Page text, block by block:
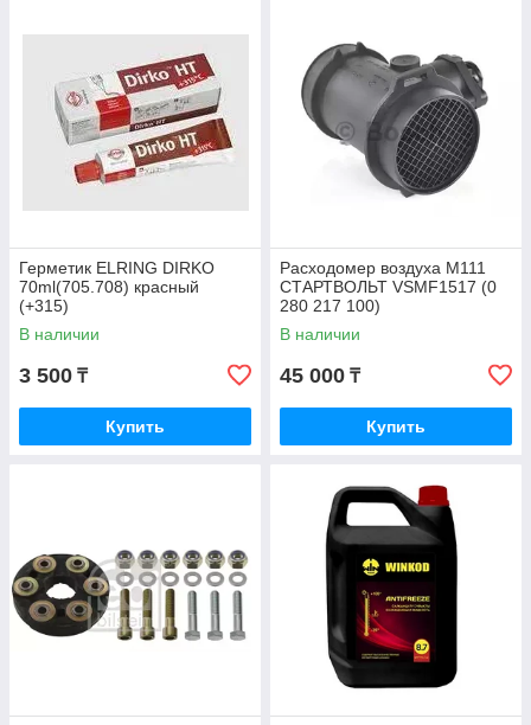
Герметик ELRING DIRKO
70ml(705.708) красный
(+315)
В наличии
3 500 ₸
Купить
Расходомер воздуха M111
СТАРТВОЛЬТ VSMF1517 (0
280 217 100)
В наличии
45 000 ₸
Купить